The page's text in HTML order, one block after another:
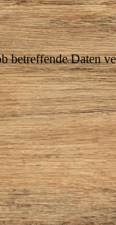
betreffende